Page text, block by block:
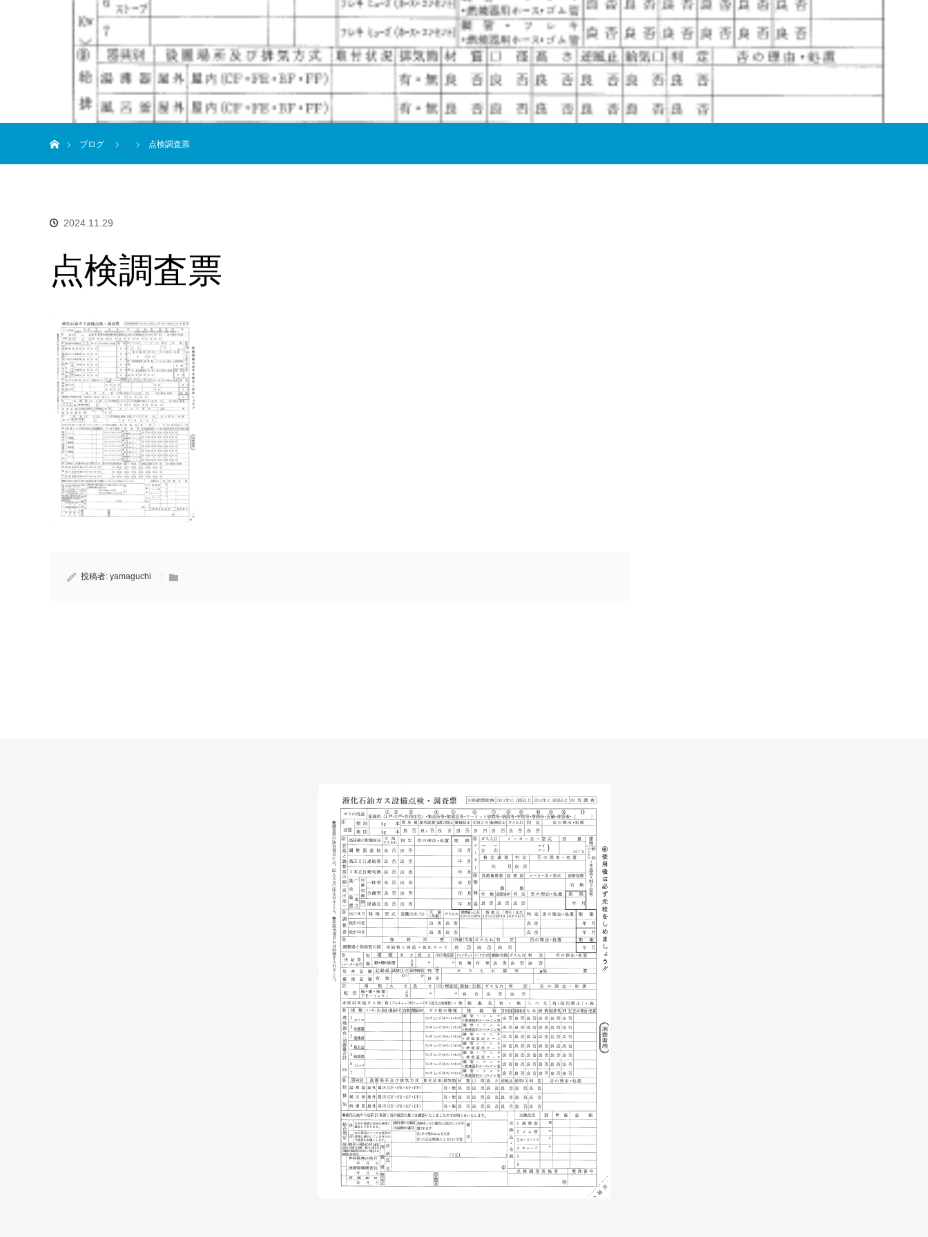
ブログ
点検調査票
2024.11.29
点検調査票
投稿者: yamaguchi